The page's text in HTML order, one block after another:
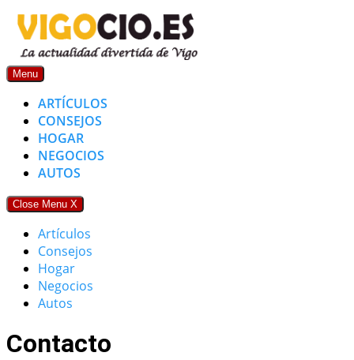
Skip
content
Menu
ARTÍCULOS
CONSEJOS
HOGAR
NEGOCIOS
AUTOS
Close Menu X
Artículos
Consejos
Hogar
Negocios
Autos
Contacto